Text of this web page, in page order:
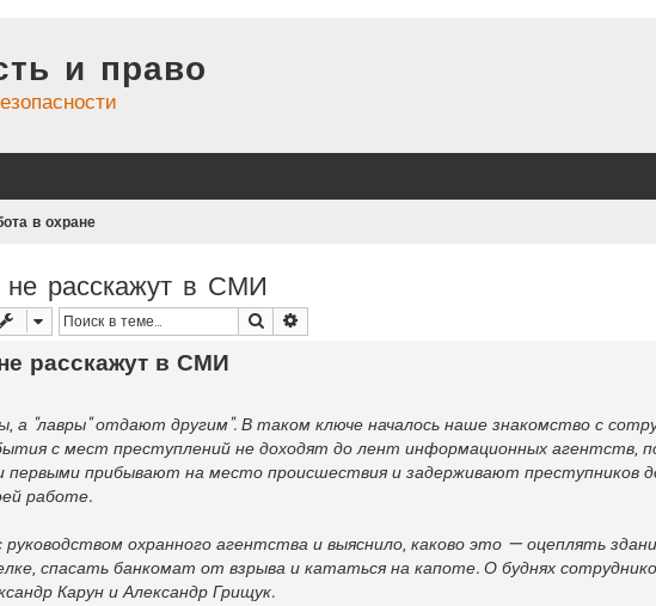
и право
в охране
не расскажут в СМИ
Поиск
расскажут в СМИ
а "лавры" отдают другим". В таком ключе началось наше знакомство с
с мест преступлений не доходят до лент информационных агентств,
первыми прибывают на место происшествия и задерживают преступников
работе.
охранного агентства и выяснило, каково это — оцеплять
спасать банкомат от взрыва и кататься на капоте. О буднях
Карун и Александр Грищук.